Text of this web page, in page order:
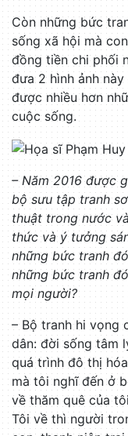
Còn những bức
sống xã hội mà
đồng tiền chi phối
đưa 2 hình ảnh
được nhiều hơn
cuộc sống.
– Năm 2016 được
bộ sưu tập tranh
thuật trong nước
thức và ý tưởng
những bức tranh
những bức tranh
mọi người?
– Bộ tranh hi vọng
dân: đời sống tâm
quá trình đô thị
mà tôi nghĩ đến ở
về thăm quê của
Tôi về thì người